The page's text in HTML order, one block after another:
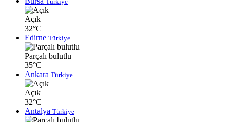
Açık
32°C
Edirne Türkiye
Parçalı bulutlu
35°C
Ankara Türkiye
Açık
32°C
Antalya Türkiye